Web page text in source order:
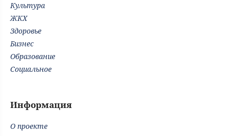
Культура
ЖКХ
Здоровье
Бизнес
Образование
Социальное
Информация
О проекте